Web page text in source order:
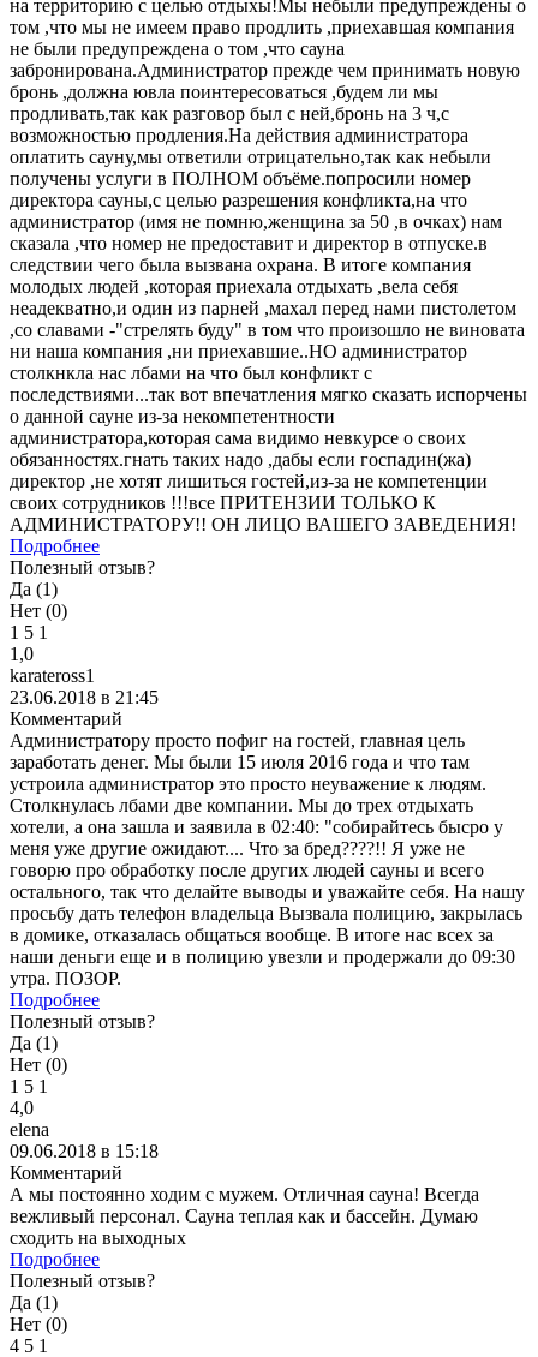
на территорию с целью отдыхы!Мы небыли предупреждены о
том ,что мы не имеем право продлить ,приехавшая компания
не были предупреждена о том ,что сауна
забронирована.Администратор прежде чем принимать новую
бронь ,должна ювла поинтересоваться ,будем ли мы
продливать,так как разговор был с ней,бронь на 3 ч,с
возможностью продления.На действия администратора
оплатить сауну,мы ответили отрицательно,так как небыли
получены услуги в ПОЛНОМ объёме.попросили номер
директора сауны,с целью разрешения конфликта,на что
администратор (имя не помню,женщина за 50 ,в очках) нам
сказала ,что номер не предоставит и директор в отпуске.в
следствии чего была вызвана охрана. В итоге компания
молодых людей ,которая приехала отдыхать ,вела себя
неадекватно,и один из парней ,махал перед нами пистолетом
,со славами -"стрелять буду" в том что произошло не виновата
ни наша компания ,ни приехавшие..НО администратор
столкнкла нас лбами на что был конфликт с
последствиями...так вот впечатления мягко сказать испорчены
о данной сауне из-за некомпетентности
администратора,которая сама видимо невкурсе о своих
обязанностях.гнать таких надо ,дабы если госпадин(жа)
директор ,не хотят лишиться гостей,из-за не компетенции
своих сотрудников !!!все ПРИТЕНЗИИ ТОЛЬКО К
АДМИНИСТРАТОРУ!! ОН ЛИЦО ВАШЕГО ЗАВЕДЕНИЯ!
Подробнее
Полезный отзыв?
Да (1)
Нет (0)
1 5 1
1,0
karateross1
23.06.2018 в 21:45
Комментарий
Администратору просто пофиг на гостей, главная цель
заработать денег. Мы были 15 июля 2016 года и что там
устроила администратор это просто неуважение к людям.
Столкнулась лбами две компании. Мы до трех отдыхать
хотели, а она зашла и заявила в 02:40: "собирайтесь бысро у
меня уже другие ожидают.... Что за бред????!! Я уже не
говорю про обработку после других людей сауны и всего
остального, так что делайте выводы и уважайте себя. На нашу
просьбу дать телефон владельца Вызвала полицию, закрылась
в домике, отказалась общаться вообще. В итоге нас всех за
наши деньги еще и в полицию увезли и продержали до 09:30
утра. ПОЗОР.
Подробнее
Полезный отзыв?
Да (1)
Нет (0)
1 5 1
4,0
elena
09.06.2018 в 15:18
Комментарий
А мы постоянно ходим с мужем. Отличная сауна! Всегда
вежливый персонал. Сауна теплая как и бассейн. Думаю
сходить на выходных
Подробнее
Полезный отзыв?
Да (1)
Нет (0)
4 5 1